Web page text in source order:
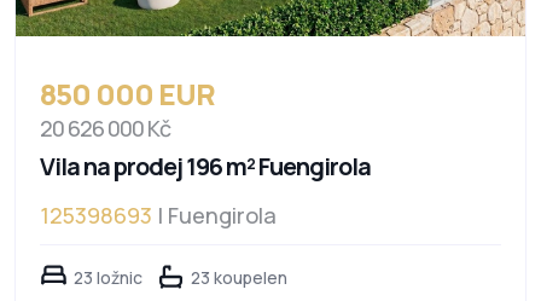
850 000 EUR
20 626 000 Kč
Vila na prodej 196 m² Fuengirola
125398693 | Fuengirola
23 ložnic
23 koupelen